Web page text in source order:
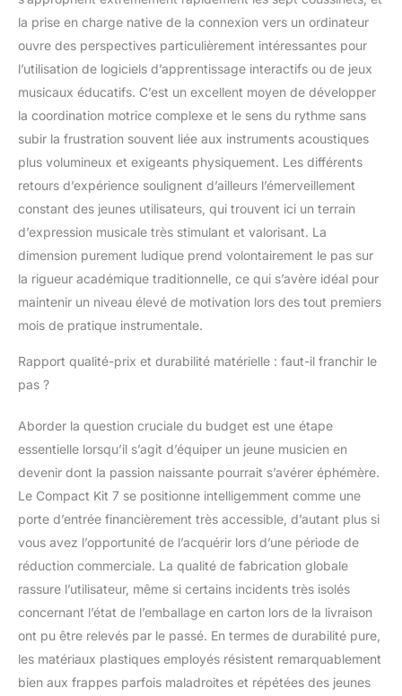
et d'Halloween pour les
amateurs de batterie.
la prise en charge native de la connexion vers un ordinateur
ouvre des perspectives particulièrement intéressantes pour
l’utilisation de logiciels d’apprentissage interactifs ou de jeux
musicaux éducatifs. C’est un excellent moyen de développer
la coordination motrice complexe et le sens du rythme sans
subir la frustration souvent liée aux instruments acoustiques
plus volumineux et exigeants physiquement. Les différents
retours d’expérience soulignent d’ailleurs l’émerveillement
constant des jeunes utilisateurs, qui trouvent ici un terrain
d’expression musicale très stimulant et valorisant. La
dimension purement ludique prend volontairement le pas sur
la rigueur académique traditionnelle, ce qui s’avère idéal pour
maintenir un niveau élevé de motivation lors des tout premiers
mois de pratique instrumentale.
Rapport qualité-prix et durabilité matérielle : faut-il franchir le
pas ?
Aborder la question cruciale du budget est une étape
essentielle lorsqu’il s’agit d’équiper un jeune musicien en
devenir dont la passion naissante pourrait s’avérer éphémère.
Le Compact Kit 7 se positionne intelligemment comme une
porte d’entrée financièrement très accessible, d’autant plus si
vous avez l’opportunité de l’acquérir lors d’une période de
réduction commerciale. La qualité de fabrication globale
rassure l’utilisateur, même si certains incidents très isolés
concernant l’état de l’emballage en carton lors de la livraison
ont pu être relevés par le passé. En termes de durabilité pure,
les matériaux plastiques employés résistent remarquablement
bien aux frappes parfois maladroites et répétées des jeunes